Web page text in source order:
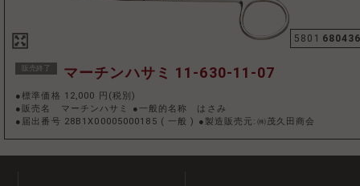
5801
販売終了 マーチンハサミ 11-630-11-07
●標準価格 12,000 円(税別)
●販売名 マーチンハサミ ●一般的名称 はさみ
●届出番号 28B1X00005000185 ( 一般) ●製造販売元:㈱茂久田商会